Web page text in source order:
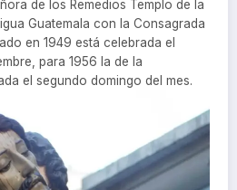
de los Remedios Templo de la
Guatemala con la Consagrada
en 1949 está celebrada el
para 1956 la de la
el segundo domingo del mes.